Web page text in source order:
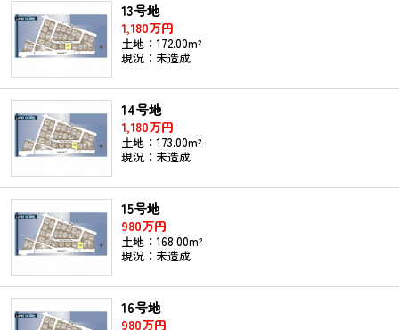
13号地
1,180万円
土地：172.00m²
現況：未造成
14号地
1,180万円
土地：173.00m²
現況：未造成
15号地
980万円
土地：168.00m²
現況：未造成
16号地
980万円